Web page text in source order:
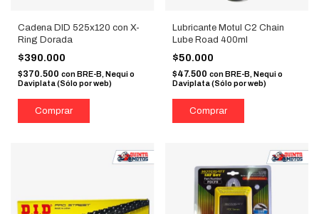
Cadena DID 525x120 con X-
Ring Dorada
$390.000
$370.500 conBRE-B, Nequi o
Daviplata (Sólo por web)
Lubricante Motul C2 Chain
Lube Road 400ml
$50.000
$47.500 con BRE-B, Nequi o
Daviplata (Sólo por web)